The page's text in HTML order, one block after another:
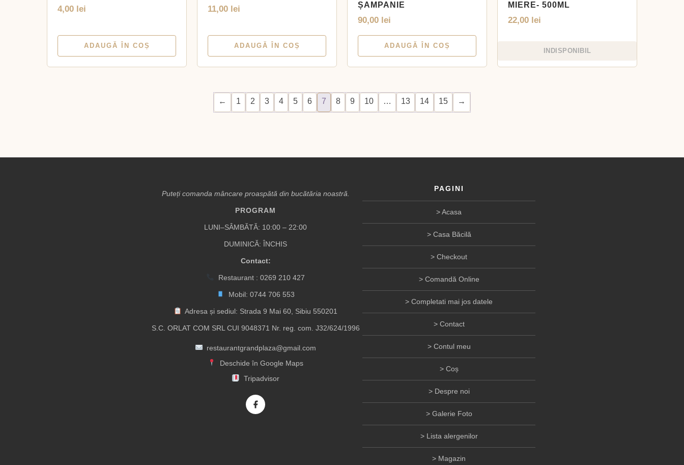
4,00 lei
ADAUGĂ ÎN COȘ
11,00 lei
ADAUGĂ ÎN COȘ
ȘAMPANIE
90,00 lei
ADAUGĂ ÎN COȘ
MIERE- 500ML
22,00 lei
INDISPONIBIL
← 1 2 3 4 5 6 7 8 9 10 … 13 14 15 →
Puteți comanda mâncare proaspătă din bucătăria noastră.
PROGRAM
LUNI–SÂMBĂTĂ: 10:00 – 22:00
DUMINICĂ: ÎNCHIS
Contact:
Restaurant : 0269 210 427
Mobil: 0744 706 553
Adresa și sediul: Strada 9 Mai 60, Sibiu 550201
S.C. ORLAT COM SRL CUI 9048371 Nr. reg. com. J32/624/1996
restaurantgrandplaza@gmail.com
Deschide în Google Maps
Tripadvisor
PAGINI
Acasa
Casa Băcilă
Checkout
Comandă Online
Completati mai jos datele
Contact
Contul meu
Coș
Despre noi
Galerie Foto
Lista alergenilor
Magazin